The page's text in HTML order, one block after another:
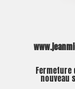
Fermeture
nouveau